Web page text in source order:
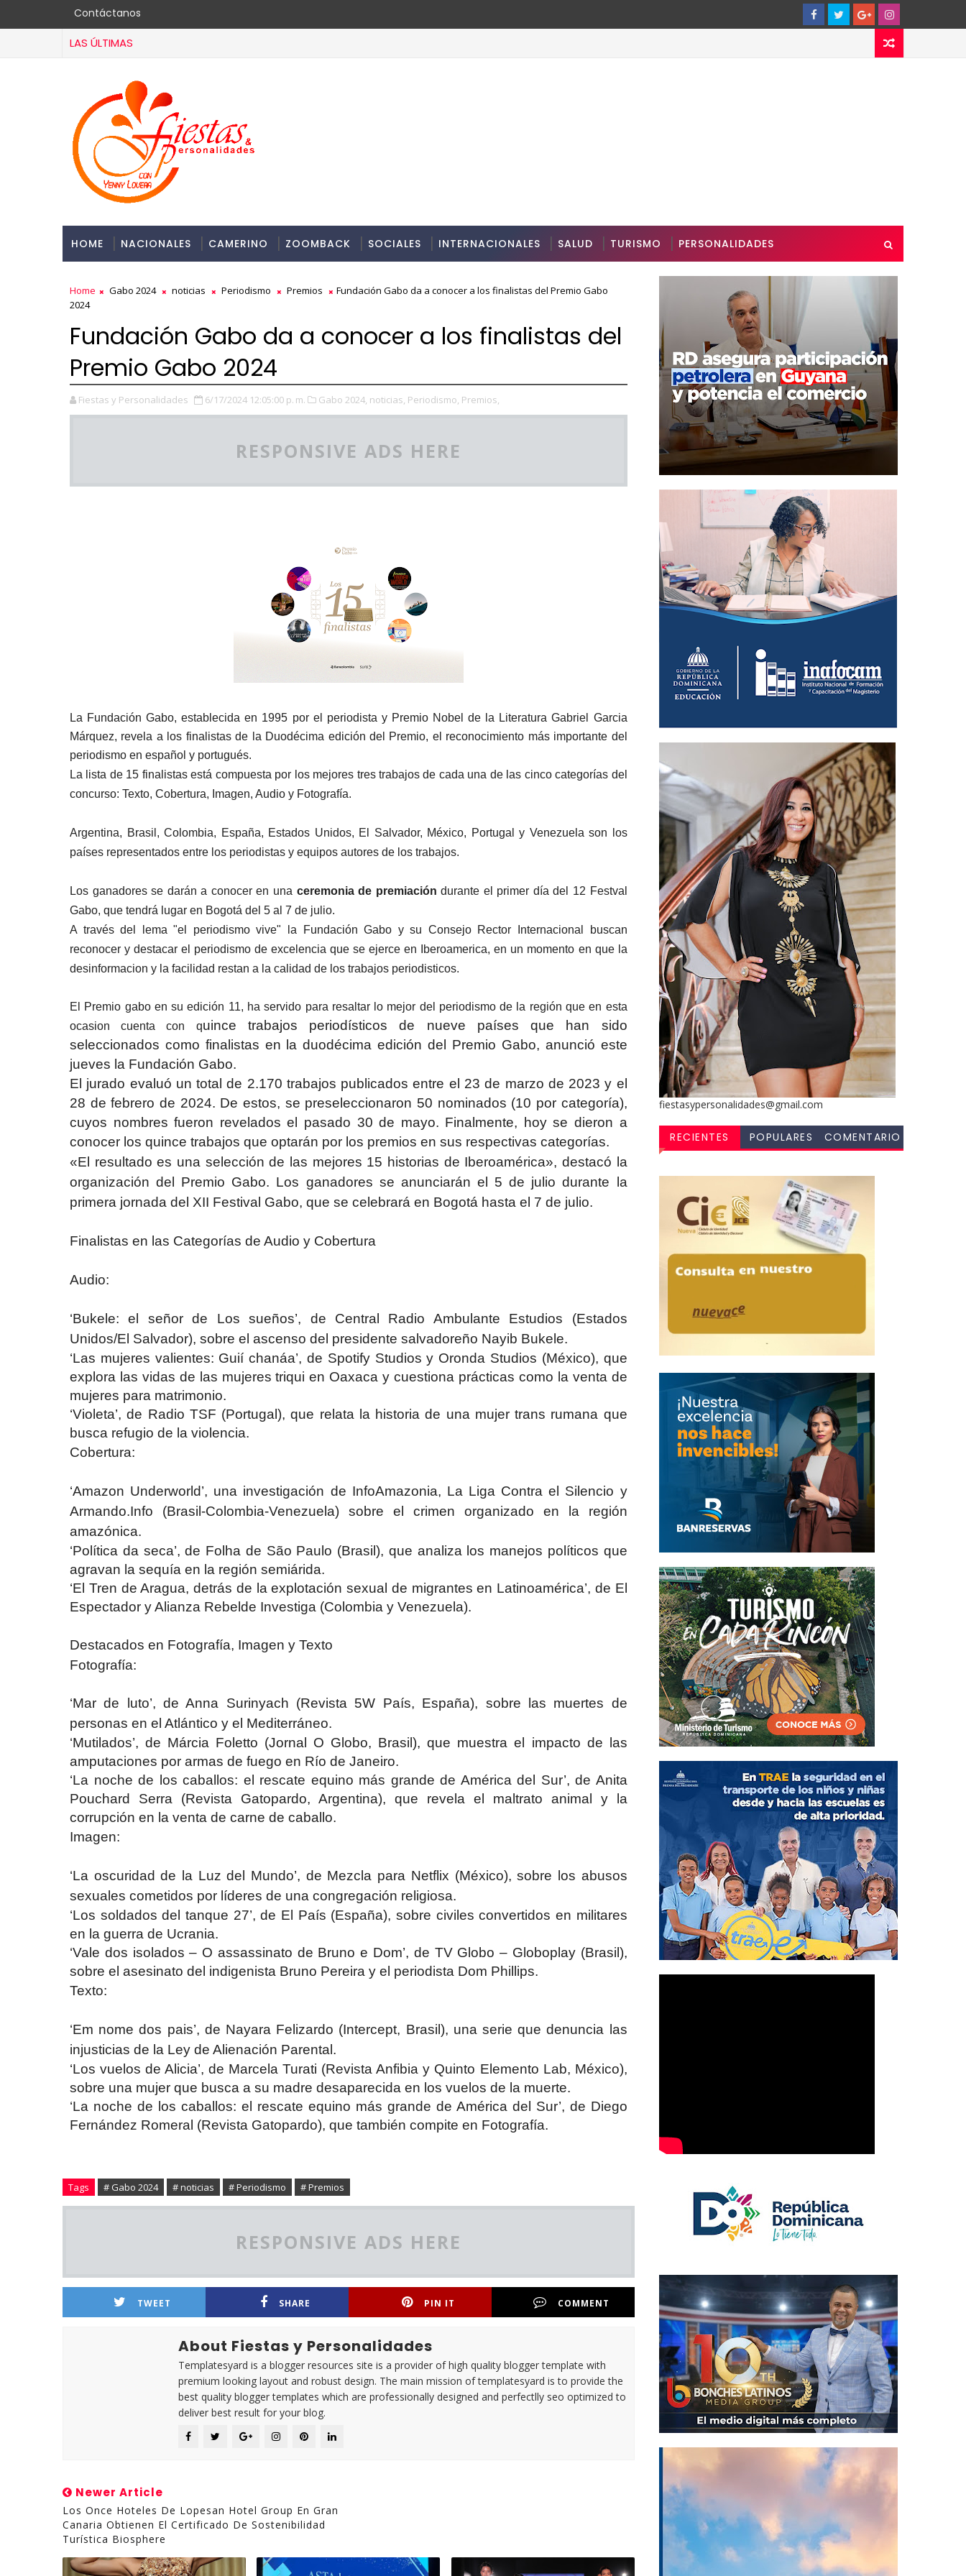
Contáctanos
LAS ÚLTIMAS
HOME NACIONALES CAMERINO ZOOMBACK SOCIALES INTERNACIONALES SALUD TURISMO PERSONALIDADES
Home Gabo 2024 noticias Periodismo Premios
Fundación Gabo da a conocer a los finalistas del Premio Gabo
2024
Fundación Gabo da a conocer a los finalistas del
Premio Gabo 2024
Fiestas y Personalidades 6/17/2024 12:05:00 p. m. Gabo 2024, noticias, Periodismo, Premios,
RESPONSIVE ADS HERE
La Fundación Gabo, establecida en 1995 por el periodista y Premio Nobel de la Literatura Gabriel Garcia
Márquez, revela a los finalistas de la Duodécima edición del Premio, el reconocimiento más importante del
periodismo en español y portugués.
La lista de 15 finalistas está compuesta por los mejores tres trabajos de cada una de las cinco categorías del
concurso: Texto, Cobertura, Imagen, Audio y Fotografía.
Argentina, Brasil, Colombia, España, Estados Unidos, El Salvador, México, Portugal y Venezuela son los
países representados entre los periodistas y equipos autores de los trabajos.
Los ganadores se darán a conocer en una ceremonia de premiación durante el primer día del 12 Festval
Gabo, que tendrá lugar en Bogotá del 5 al 7 de julio.
A través del lema "el periodismo vive" la Fundación Gabo y su Consejo Rector Internacional buscan
reconocer y destacar el periodismo de excelencia que se ejerce en Iberoamerica, en un momento en que la
desinformacion y la facilidad restan a la calidad de los trabajos periodisticos.
El Premio gabo en su edición 11, ha servido para resaltar lo mejor del periodismo de la región que en esta
ocasion cuenta con quince trabajos periodísticos de nueve países que han sido
seleccionados como finalistas en la duodécima edición del Premio Gabo, anunció este
jueves la Fundación Gabo.
El jurado evaluó un total de 2.170 trabajos publicados entre el 23 de marzo de 2023 y el
28 de febrero de 2024. De estos, se preseleccionaron 50 nominados (10 por categoría),
cuyos nombres fueron revelados el pasado 30 de mayo. Finalmente, hoy se dieron a
conocer los quince trabajos que optarán por los premios en sus respectivas categorías.
«El resultado es una selección de las mejores 15 historias de Iberoamérica», destacó la
organización del Premio Gabo. Los ganadores se anunciarán el 5 de julio durante la
primera jornada del XII Festival Gabo, que se celebrará en Bogotá hasta el 7 de julio.
Finalistas en las Categorías de Audio y Cobertura
Audio:
‘Bukele: el señor de Los sueños’, de Central Radio Ambulante Estudios (Estados
Unidos/El Salvador), sobre el ascenso del presidente salvadoreño Nayib Bukele.
‘Las mujeres valientes: Guií chanáa’, de Spotify Studios y Oronda Studios (México), que
explora las vidas de las mujeres triqui en Oaxaca y cuestiona prácticas como la venta de
mujeres para matrimonio.
‘Violeta’, de Radio TSF (Portugal), que relata la historia de una mujer trans rumana que
busca refugio de la violencia.
Cobertura:
‘Amazon Underworld’, una investigación de InfoAmazonia, La Liga Contra el Silencio y
Armando.Info (Brasil-Colombia-Venezuela) sobre el crimen organizado en la región
amazónica.
‘Política da seca’, de Folha de São Paulo (Brasil), que analiza los manejos políticos que
agravan la sequía en la región semiárida.
‘El Tren de Aragua, detrás de la explotación sexual de migrantes en Latinoamérica’, de El
Espectador y Alianza Rebelde Investiga (Colombia y Venezuela).
Destacados en Fotografía, Imagen y Texto
Fotografía:
‘Mar de luto’, de Anna Surinyach (Revista 5W País, España), sobre las muertes de
personas en el Atlántico y el Mediterráneo.
‘Mutilados’, de Márcia Foletto (Jornal O Globo, Brasil), que muestra el impacto de las
amputaciones por armas de fuego en Río de Janeiro.
‘La noche de los caballos: el rescate equino más grande de América del Sur’, de Anita
Pouchard Serra (Revista Gatopardo, Argentina), que revela el maltrato animal y la
corrupción en la venta de carne de caballo.
Imagen:
‘La oscuridad de la Luz del Mundo’, de Mezcla para Netflix (México), sobre los abusos
sexuales cometidos por líderes de una congregación religiosa.
‘Los soldados del tanque 27’, de El País (España), sobre civiles convertidos en militares
en la guerra de Ucrania.
‘Vale dos isolados – O assassinato de Bruno e Dom’, de TV Globo – Globoplay (Brasil),
sobre el asesinato del indigenista Bruno Pereira y el periodista Dom Phillips.
Texto:
‘Em nome dos pais’, de Nayara Felizardo (Intercept, Brasil), una serie que denuncia las
injusticias de la Ley de Alienación Parental.
‘Los vuelos de Alicia’, de Marcela Turati (Revista Anfibia y Quinto Elemento Lab, México),
sobre una mujer que busca a su madre desaparecida en los vuelos de la muerte.
‘La noche de los caballos: el rescate equino más grande de América del Sur’, de Diego
Fernández Romeral (Revista Gatopardo), que también compite en Fotografía.
Tags # Gabo 2024 # noticias # Periodismo # Premios
RESPONSIVE ADS HERE
TWEET SHARE PIN IT COMMENT
About Fiestas y Personalidades
Templatesyard is a blogger resources site is a provider of high quality blogger template with
premium looking layout and robust design. The main mission of templatesyard is to provide the
best quality blogger templates which are professionally designed and perfectlly seo optimized to
deliver best result for your blog.
Newer Article
Los Once Hoteles De Lopesan Hotel Group En Gran
Canaria Obtienen El Certificado De Sostenibilidad
Turística Biosphere
fiestasypersonalidades@gmail.com
RECIENTES POPULARES
COMENTARIO